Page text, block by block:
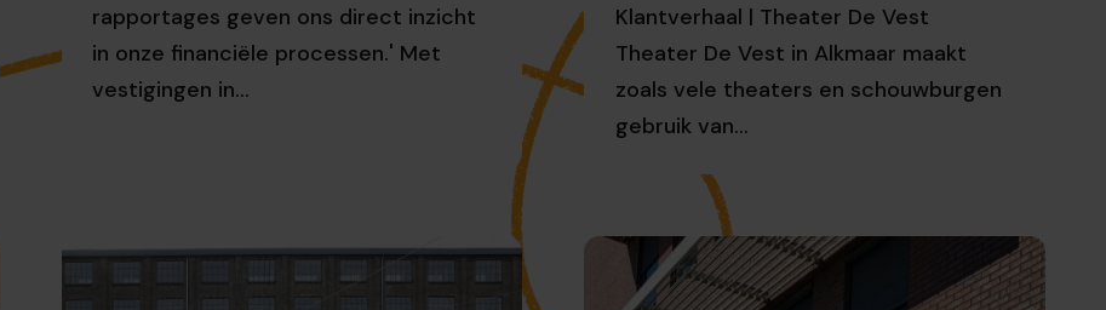
rapportages geven ons direct inzicht
in onze financiële processen.' Met
vestigingen in...
Klantverhaal | Theater De Vest
Theater De Vest in Alkmaar maakt
zoals vele theaters en schouwburgen
gebruik van...